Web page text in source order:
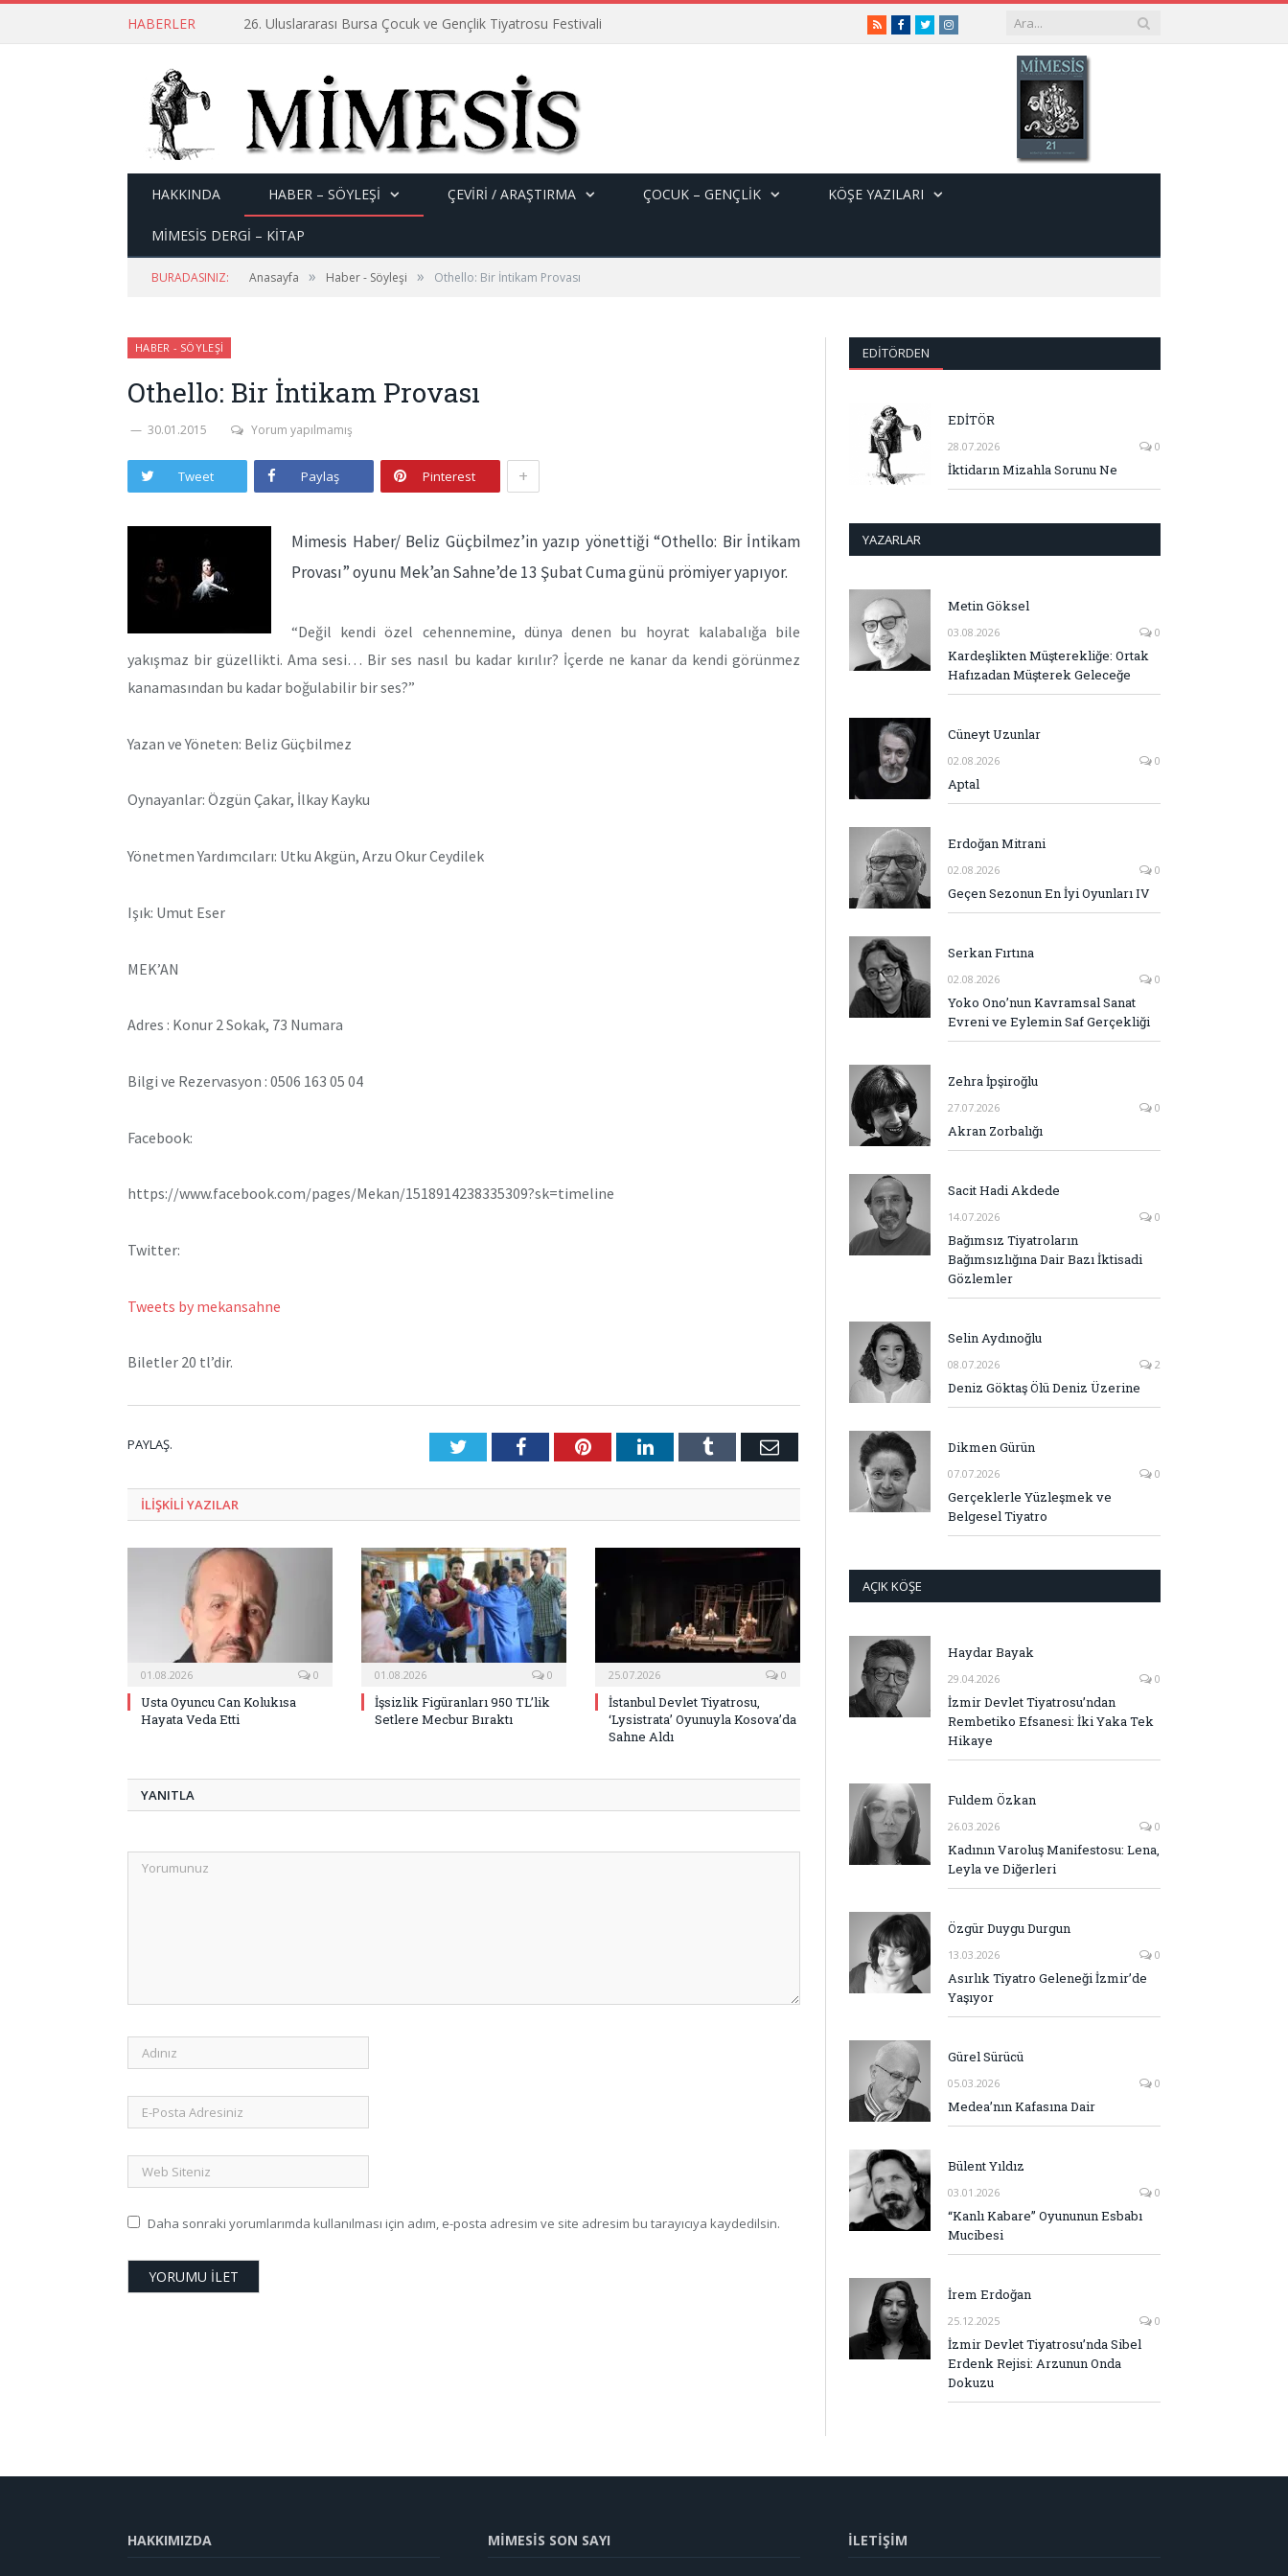
HABERLER 26. Uluslararası Bursa Çocuk ve Gençlik Tiyatrosu Festivali RSSFacebook
TwitterInstagram
HAKKINDA HABER – SÖYLEŞI ÇEVİRİ / ARAŞTIRMA ÇOCUK – GENÇLIK KÖŞE YAZILARI
MİMESİS DERGİ – KİTAP
BURADASINIZ: Anasayfa » Haber - Söyleşi » Othello: Bir İntikam Provası
HABER - SÖYLEŞI
Othello: Bir İntikam Provası
30.01.2015 Yorum yapılmamış
Tweet Paylaş Pinterest +
Mimesis Haber/ Beliz Güçbilmez’in yazıp yönettiği “Othello: Bir İntikam
Provası” oyunu Mek’an Sahne’de 13 Şubat Cuma günü prömiyer yapıyor.
“Değil kendi özel cehennemine, dünya denen bu hoyrat kalabalığa bile
yakışmaz bir güzellikti. Ama sesi… Bir ses nasıl bu kadar kırılır? İçerde ne kanar da kendi görünmez
kanamasından bu kadar boğulabilir bir ses?”
Yazan ve Yöneten: Beliz Güçbilmez
Oynayanlar: Özgün Çakar, İlkay Kayku
Yönetmen Yardımcıları: Utku Akgün, Arzu Okur Ceydilek
Işık: Umut Eser
MEK’AN
Adres : Konur 2 Sokak, 73 Numara
Bilgi ve Rezervasyon : 0506 163 05 04
Facebook:
https://www.facebook.com/pages/Mekan/1518914238335309?sk=timeline
Twitter:
Tweets by mekansahne
Biletler 20 tl’dir.
PAYLAŞ. TwitterFacebookPinterestLinkedInTumblr E-
ILIŞKILI YAZILAR
01.08.2026 0
Usta Oyuncu Can Kolukısa
Hayata Veda Etti
01.08.2026 0
İşsizlik Figüranları 950 TL’lik
Setlere Mecbur Bıraktı
25.07.2026 0
İstanbul Devlet Tiyatrosu,
‘Lysistrata’ Oyunuyla Kosova’da
Sahne Aldı
YANITLA
Daha sonraki yorumlarımda kullanılması için adım, e-posta adresim ve site adresim bu tarayıcıya kaydedilsin.
EDITÖRDEN
EDİTÖR
28.07.2026 0
İktidarın Mizahla Sorunu Ne
YAZARLAR
Metin Göksel
03.08.2026 0
Kardeşlikten Müşterekliğe: Ortak
Hafızadan Müşterek Geleceğe
Cüneyt Uzunlar
02.08.2026 0
Aptal
Erdoğan Mitrani
02.08.2026 0
Geçen Sezonun En İyi Oyunları IV
Serkan Fırtına
02.08.2026 0
Yoko Ono’nun Kavramsal Sanat
Evreni ve Eylemin Saf Gerçekliği
Zehra İpşiroğlu
27.07.2026 0
Akran Zorbalığı
Sacit Hadi Akdede
14.07.2026 0
Bağımsız Tiyatroların
Bağımsızlığına Dair Bazı İktisadi
Gözlemler
Selin Aydınoğlu
08.07.2026 2
Deniz Göktaş Ölü Deniz Üzerine
Dikmen Gürün
07.07.2026 0
Gerçeklerle Yüzleşmek ve
Belgesel Tiyatro
AÇIK KÖŞE
Haydar Bayak
29.04.2026 0
İzmir Devlet Tiyatrosu’ndan
Rembetiko Efsanesi: İki Yaka Tek
Hikaye
Fuldem Özkan
26.03.2026 0
Kadının Varoluş Manifestosu: Lena,
Leyla ve Diğerleri
Özgür Duygu Durgun
13.03.2026 0
Asırlık Tiyatro Geleneği İzmir’de
Yaşıyor
Gürel Sürücü
05.03.2026 0
Medea’nın Kafasına Dair
Bülent Yıldız
03.01.2026 0
“Kanlı Kabare” Oyununun Esbabı
Mucibesi
İrem Erdoğan
25.12.2025 0
İzmir Devlet Tiyatrosu’nda Sibel
Erdenk Rejisi: Arzunun Onda
Dokuzu
HAKKIMIZDA MİMESİS SON SAYI İLETİŞİM